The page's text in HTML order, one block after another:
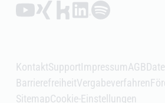
Folgen auf YouTube (Öffnet
Folgen auf Xing (Öffnet
Folgen auf Kununu
Folgen auf LinkedIn
Folgen auf
KontaktSupportImpressumAGB
BarrierefreiheitVergabeverfahren
SitemapCookie-Einstellungen